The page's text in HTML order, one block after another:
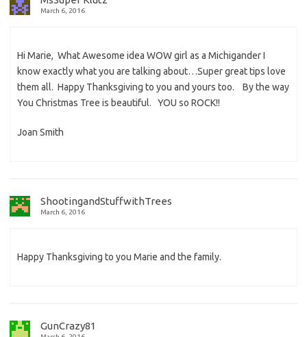
March 6, 2016
Hi Marie, What Awesome idea WOW girl as a Michigander I
know exactly what you are talking about…Super great tips love
them all. Happy Thanksgiving to you and yours too. By the way
You Christmas Tree is beautiful. YOU so ROCK!!
Joan Smith
ShootingandStuffwithTrees
March 6, 2016
Happy Thanksgiving to you Marie and the family.
GunCrazy81